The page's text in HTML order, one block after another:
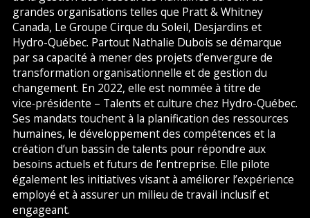
grandes organisations telles que Pratt & Whitney
Canada, Le Groupe Cirque du Soleil, Desjardins et
Hydro-Québec. Partout Nathalie Dubois se démarque
par sa capacité à mener des projets d’envergure de
transformation organisationnelle et de gestion du
changement. En 2022, elle est nommée à titre de
vice‑présidente – Talents et culture chez Hydro-Québec.
Ses mandats touchent à la planification des ressources
humaines, le développement des compétences et la
création d’un bassin de talents pour répondre aux
besoins actuels et futurs de l’entreprise. Elle pilote
également les initiatives visant à améliorer l’expérience
employé et à assurer un milieu de travail inclusif et
engageant.